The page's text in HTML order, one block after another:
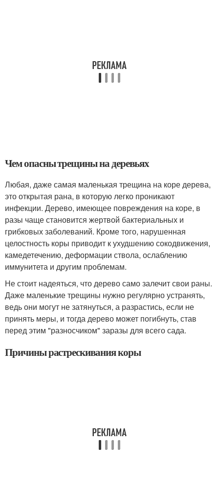
Чем опасны трещины на деревьях
Любая, даже самая маленькая трещина на коре дерева,
это открытая рана, в которую легко проникают
инфекции. Дерево, имеющее повреждения на коре, в
разы чаще становится жертвой бактериальных и
грибковых заболеваний. Кроме того, нарушенная
целостность коры приводит к ухудшению сокодвижения,
камедетечению, деформации ствола, ослаблению
иммунитета и другим проблемам.
Не стоит надеяться, что дерево само залечит свои раны.
Даже маленькие трещины нужно регулярно устранять,
ведь они могут не затянуться, а разрастись, если не
принять меры, и тогда дерево может погибнуть, став
перед этим "разносчиком" заразы для всего сада.
Причины растрескивания коры